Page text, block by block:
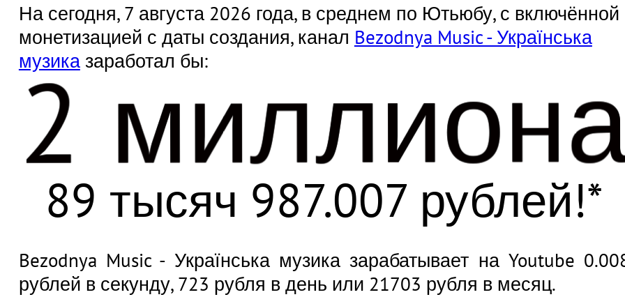
На сегодня, 7 августа 2026 года, в среднем по Ютьюбу, с включённой
монетизацией с даты создания, канал Bezodnya Music - Українська
музиказаработал бы:
2
89 тысяч 987.010 рублей!*
Bezodnya Music - Українська музика зарабатывает на Youtube
рублей в секунду, 723 рубля в день или 21703 рубля в месяц.